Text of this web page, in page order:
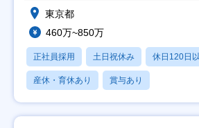
東京都
460万~850万
正社員採用 土日祝休み 休日120日
産休・育休あり 賞与あり